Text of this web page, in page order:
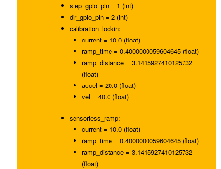
step_gpio_pin = 1 (int)
dir_gpio_pin = 2 (int)
calibration_lockin:
current = 10.0 (float)
ramp_time = 0.4000000059604645 (float)
ramp_distance = 3.1415927410125732
(float)
accel = 20.0 (float)
vel = 40.0 (float)
sensorless_ramp:
current = 10.0 (float)
ramp_time = 0.4000000059604645 (float)
ramp_distance = 3.1415927410125732
(float)